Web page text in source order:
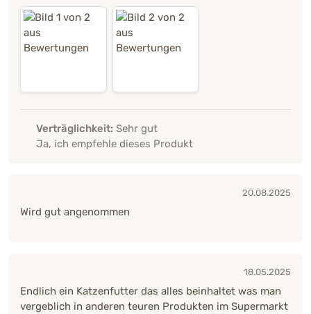
Verträglichkeit: Sehr gut
Ja, ich empfehle dieses Produkt
20.08.2025
Wird gut angenommen
18.05.2025
Endlich ein Katzenfutter das alles beinhaltet was man
vergeblich in anderen teuren Produkten im Supermarkt